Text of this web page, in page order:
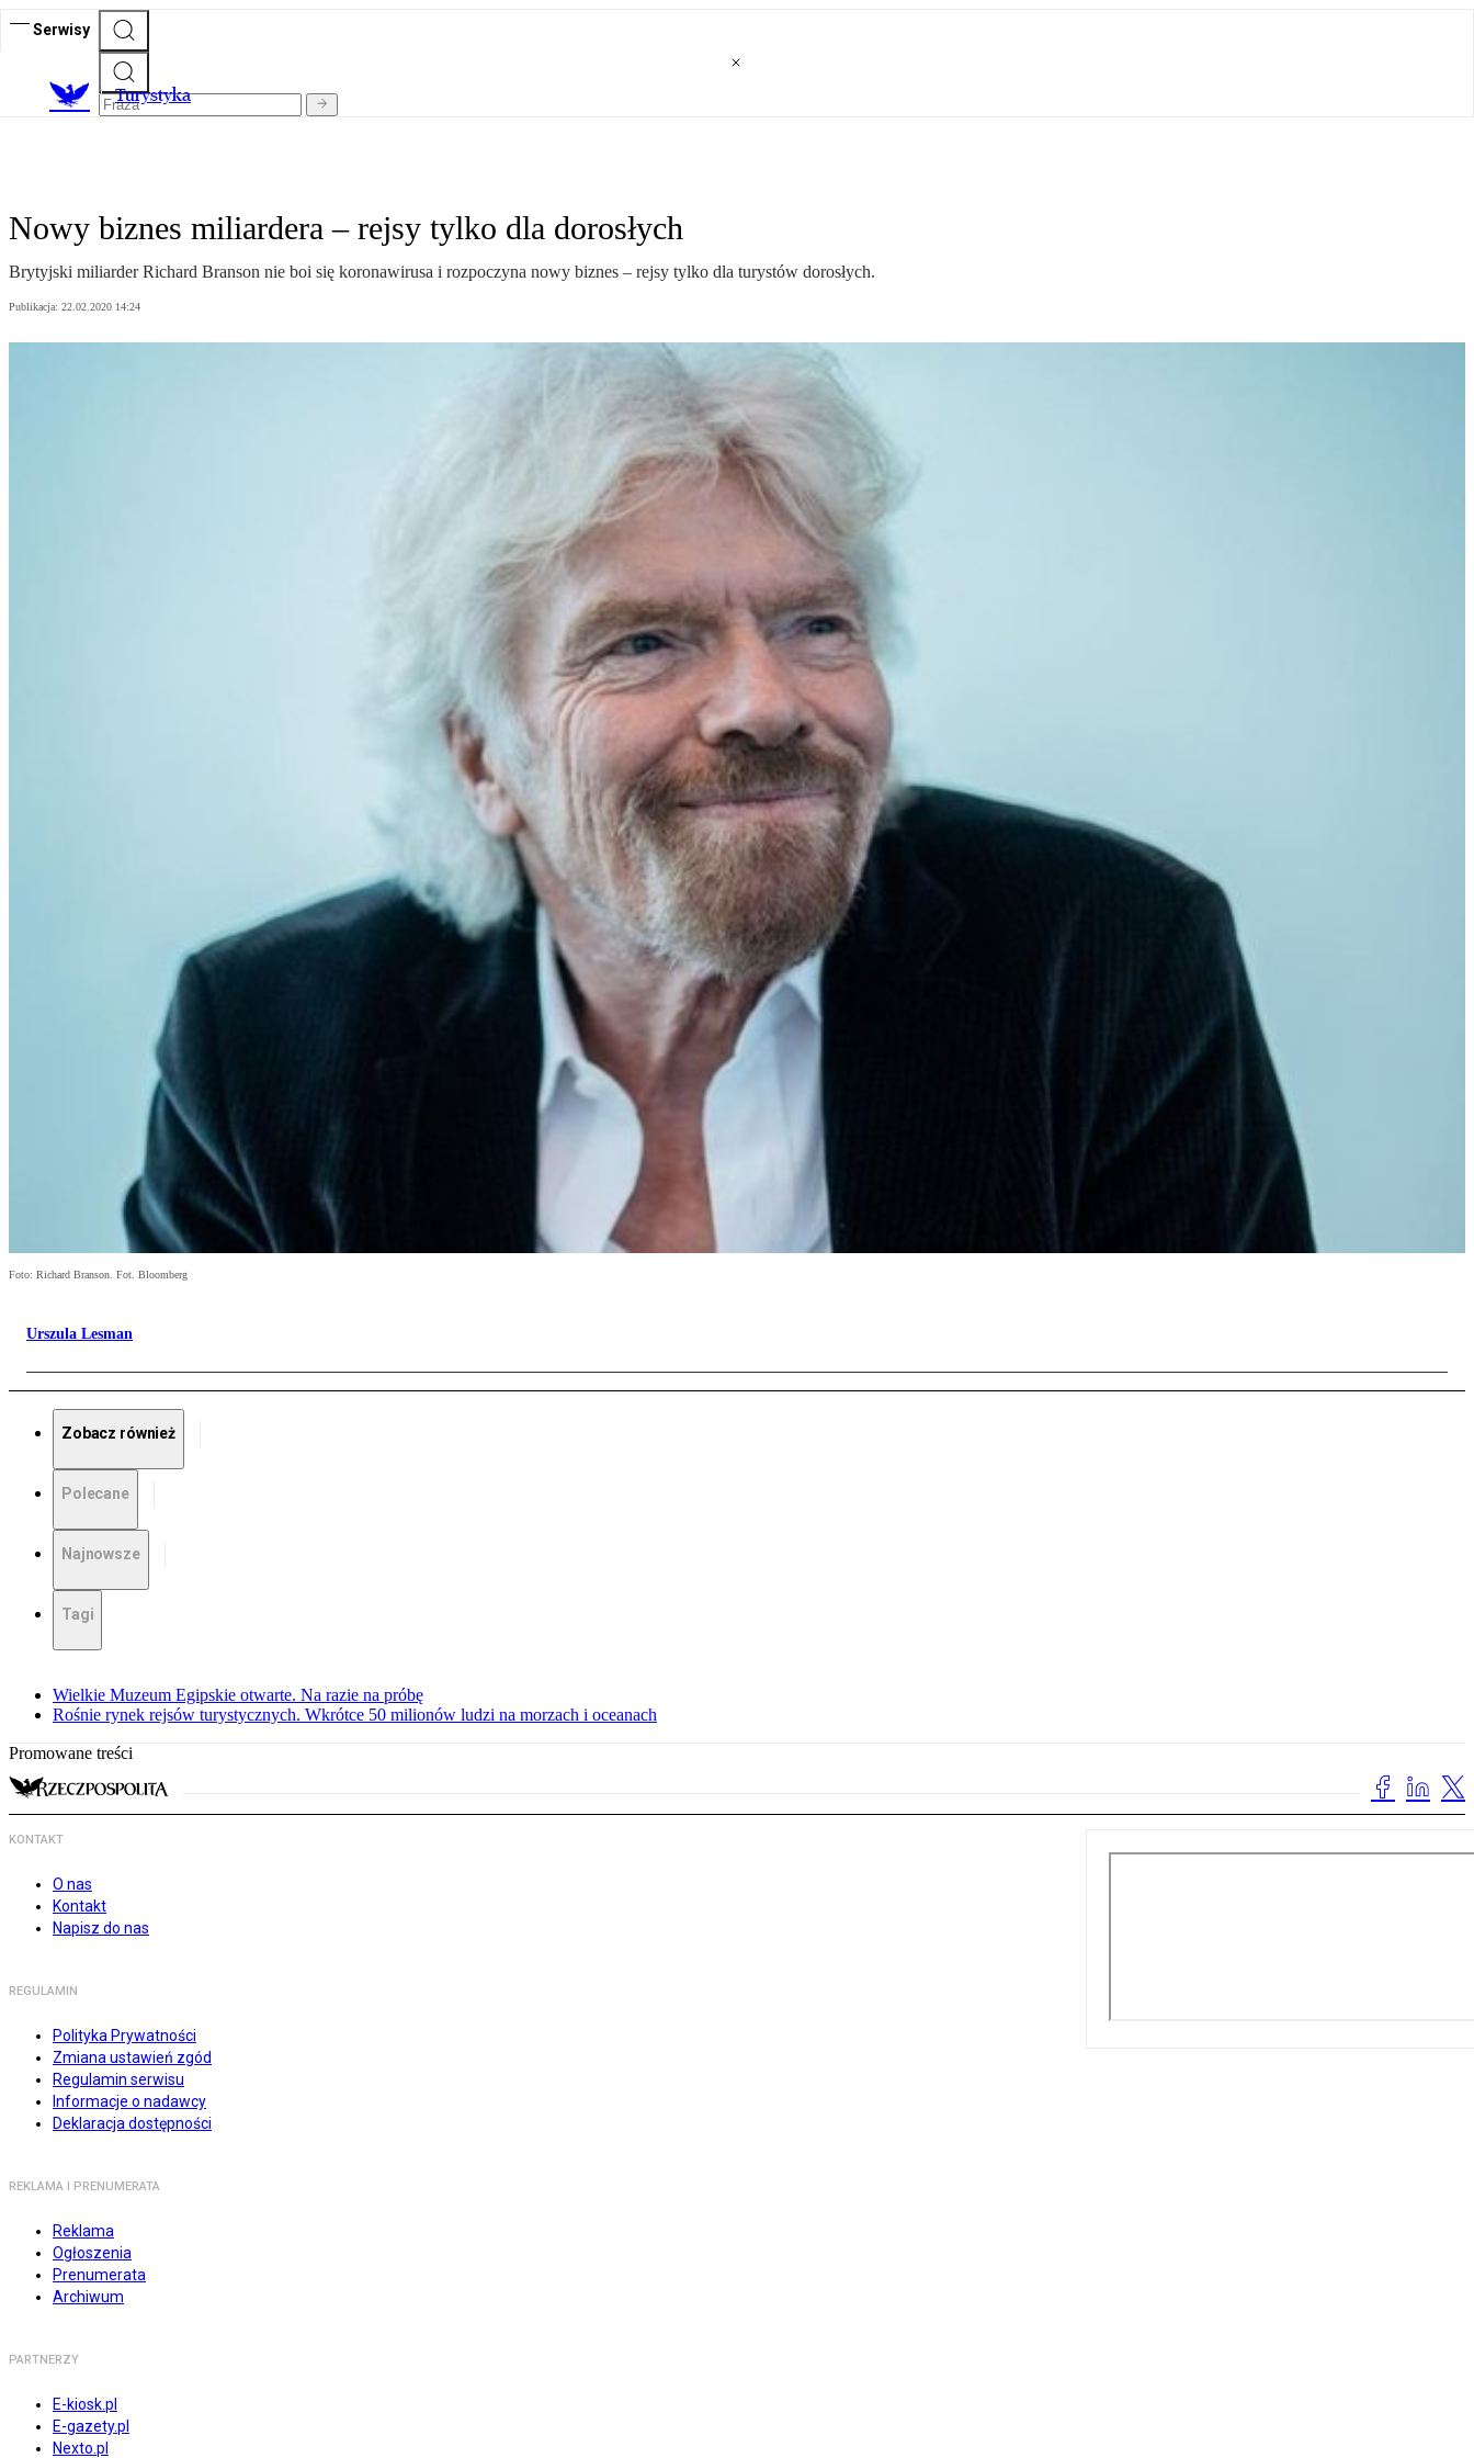
Serwisy
Turystyka
Nowy biznes miliardera – rejsy tylko dla dorosłych
Brytyjski miliarder Richard Branson nie boi się koronawirusa i rozpoczyna nowy biznes – rejsy tylko dla turystów dorosłych.
Publikacja: 22.02.2020 14:24
Foto: Richard Branson. Fot. Bloomberg
Urszula Lesman
Zobacz również
Polecane
Najnowsze
Tagi
Wielkie Muzeum Egipskie otwarte. Na razie na próbę
Rośnie rynek rejsów turystycznych. Wkrótce 50 milionów ludzi na morzach i oceanach
Promowane treści
KONTAKT
O nas
Kontakt
Napisz do nas
REGULAMIN
Polityka Prywatności
Zmiana ustawień zgód
Regulamin serwisu
Informacje o nadawcy
Deklaracja dostępności
REKLAMA I PRENUMERATA
Reklama
Ogłoszenia
Prenumerata
Archiwum
PARTNERZY
E-kiosk.pl
E-gazety.pl
Nexto.pl